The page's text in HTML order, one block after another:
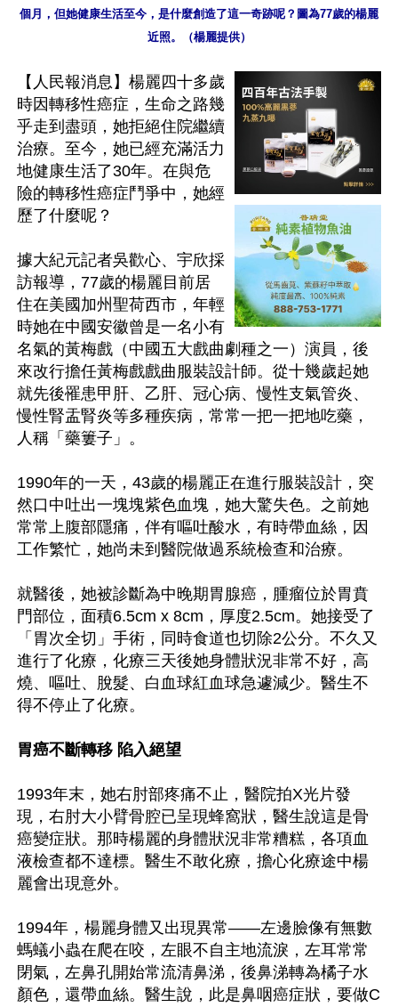
個月，但她健康生活至今，是什麼創造了這一奇跡呢？圖為77歲的楊麗
近照。（楊麗提供）
【人民報消息】楊麗四十多歲
時因轉移性癌症，生命之路幾
乎走到盡頭，她拒絕住院繼續
治療。至今，她已經充滿活力
地健康生活了30年。在與危
險的轉移性癌症鬥爭中，她經
歷了什麼呢？
據大紀元記者吳歡心、宇欣採
訪報導，77歲的楊麗目前居
住在美國加州聖荷西市，年輕
時她在中國安徽曾是一名小有
名氣的黃梅戲（中國五大戲曲劇種之一）演員，後
來改行擔任黃梅戲戲曲服裝設計師。從十幾歲起她
就先後罹患甲肝、乙肝、冠心病、慢性支氣管炎、
慢性腎盂腎炎等多種疾病，常常一把一把地吃藥，
人稱「藥簍子」。
1990年的一天，43歲的楊麗正在進行服裝設計，突
然口中吐出一塊塊紫色血塊，她大驚失色。之前她
常常上腹部隱痛，伴有嘔吐酸水，有時帶血絲，因
工作繁忙，她尚未到醫院做過系統檢查和治療。
就醫後，她被診斷為中晚期胃腺癌，腫瘤位於胃賁
門部位，面積6.5cm x 8cm，厚度2.5cm。她接受了
「胃次全切」手術，同時食道也切除2公分。不久又
進行了化療，化療三天後她身體狀況非常不好，高
燒、嘔吐、脫髮、白血球紅血球急遽減少。醫生不
得不停止了化療。
胃癌不斷轉移 陷入絕望
1993年末，她右肘部疼痛不止，醫院拍X光片發
現，右肘大小臂骨腔已呈現蜂窩狀，醫生說這是骨
癌變症狀。那時楊麗的身體狀況非常糟糕，各項血
液檢查都不達標。醫生不敢化療，擔心化療途中楊
麗會出現意外。
1994年，楊麗身體又出現異常——左邊臉像有無數
螞蟻小蟲在爬在咬，左眼不自主地流淚，左耳常常
閉氣，左鼻孔開始常流清鼻涕，後鼻涕轉為橘子水
顏色，還帶血絲。醫生說，此是鼻咽癌症狀，要做C